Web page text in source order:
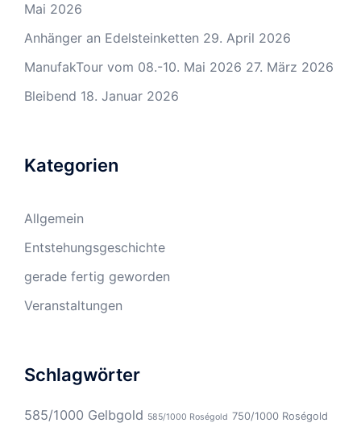
Mai 2026
Anhänger an Edelsteinketten 29. April 2026
ManufakTour vom 08.-10. Mai 2026 27. März 2026
Bleibend 18. Januar 2026
Kategorien
Allgemein
Entstehungsgeschichte
gerade fertig geworden
Veranstaltungen
Schlagwörter
585/1000 Gelbgold 585/1000 Roségold 750/1000 Roségold